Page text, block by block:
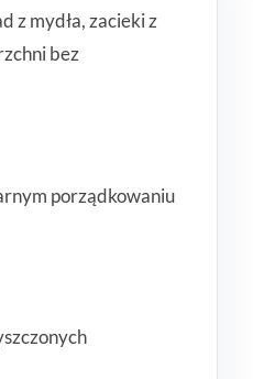
z mydła, zacieki z
bez
porządkowaniu